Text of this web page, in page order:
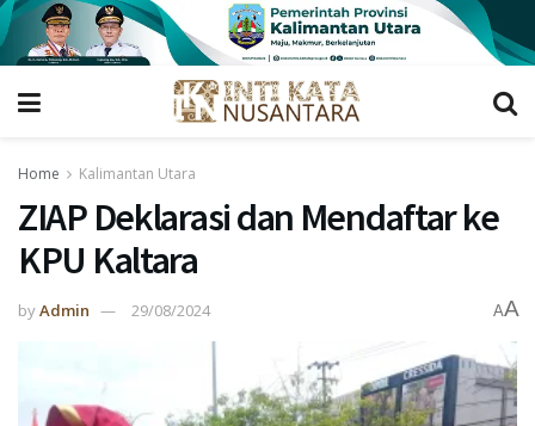
Home Kalimantan Utara
ZIAP Deklarasi dan Mendaftar ke
KPU Kaltara
byAdmin 29/08/2024 AA